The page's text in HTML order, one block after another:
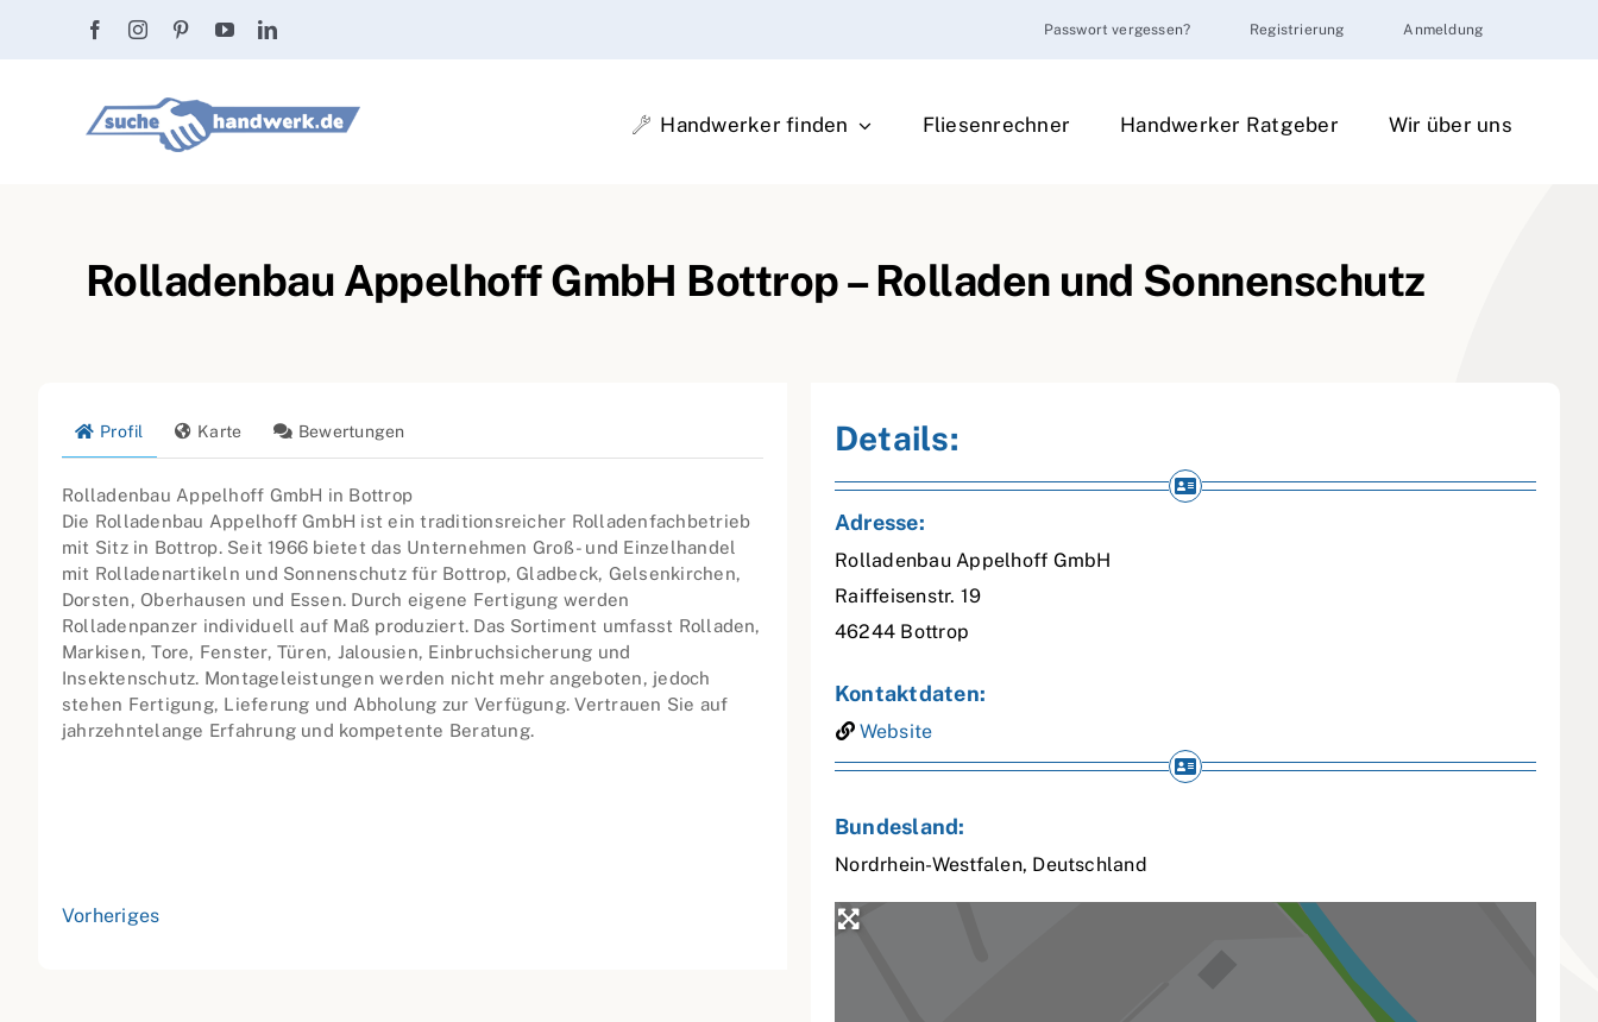
Passwort vergessen? Registrierung Anmeldung
Handwerker finden Fliesenrechner Handwerker Ratgeber Wir über uns
Rolladenbau Appelhoff GmbH Bottrop – Rolladen und Sonnenschutz
Profil Karte Bewertungen
Rolladenbau Appelhoff GmbH in Bottrop
Die Rolladenbau Appelhoff GmbH ist ein traditionsreicher Rolladenfachbetrieb
mit Sitz in Bottrop. Seit 1966 bietet das Unternehmen Groß- und Einzelhandel
mit Rolladenartikeln und Sonnenschutz für Bottrop, Gladbeck, Gelsenkirchen,
Dorsten, Oberhausen und Essen. Durch eigene Fertigung werden
Rolladenpanzer individuell auf Maß produziert. Das Sortiment umfasst Rolladen,
Markisen, Tore, Fenster, Türen, Jalousien, Einbruchsicherung und
Insektenschutz. Montageleistungen werden nicht mehr angeboten, jedoch
stehen Fertigung, Lieferung und Abholung zur Verfügung. Vertrauen Sie auf
jahrzehntelange Erfahrung und kompetente Beratung.
Vorheriges
Details:
Adresse:
Rolladenbau Appelhoff GmbH
Raiffeisenstr. 19
46244 Bottrop
Kontaktdaten:
Website
Bundesland:
Nordrhein-Westfalen, Deutschland